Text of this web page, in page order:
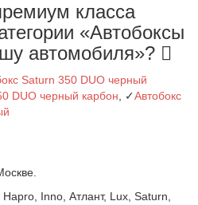
класса
«Автобоксы
автомобиля»?
Saturn 350 DUO черный
DUO черный карбон , ✓Автобокс
Inno, Атлант, Lux, Saturn,